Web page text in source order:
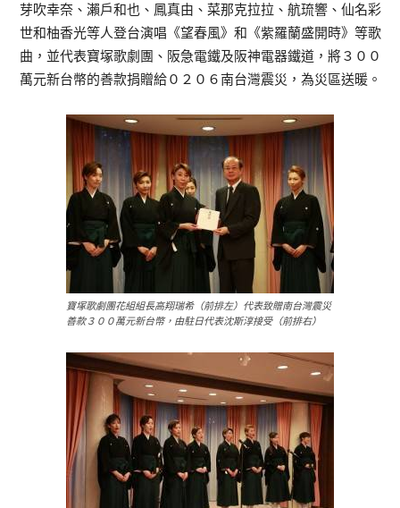
芽吹幸奈、瀨戶和也、鳳真由、菜那克拉拉、航琉響、仙名彩
世和柚香光等人登台演唱《望春風》和《紫羅蘭盛開時》等歌
曲，並代表寶塚歌劇團、阪急電鐵及阪神電器鐵道，將３００
萬元新台幣的善款捐贈給０２０６南台灣震災，為災區送暖。
寶塚歌劇團花組組長高翔瑞希（前排左）代表致贈南台灣震災
善款３００萬元新台幣，由駐日代表沈斯淳接受（前排右）